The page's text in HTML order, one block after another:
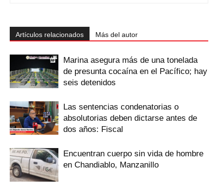
Artículos relacionados Más del autor
Marina asegura más de una tonelada
de presunta cocaína en el Pacífico; hay
seis detenidos
Las sentencias condenatorias o
absolutorias deben dictarse antes de
dos años: Fiscal
Encuentran cuerpo sin vida de hombre
en Chandiablo, Manzanillo